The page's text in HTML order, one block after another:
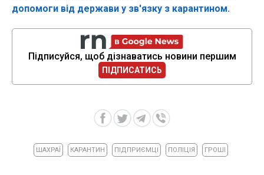
допомоги від держави у зв'язку з карантином.
Підписуйся, щоб дізнаватись новини першим
ПІДПИСАТИСЬ
ШАХРАЇ КАРАНТИН ПІДПРИЄМЦІ ПОЛІЦІЯ ГРОШІ